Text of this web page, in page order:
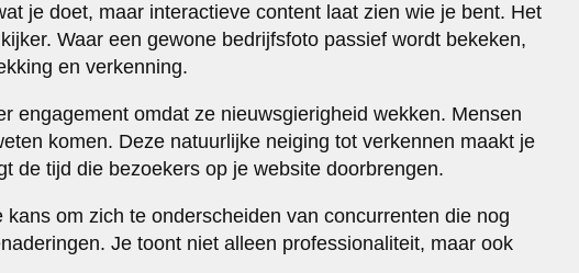
je doet, maar interactieve content laat zien wie je bent. Het
Waar een gewone bedrijfsfoto passief wordt bekeken,
en verkenning.
engagement omdat ze nieuwsgierigheid wekken. Mensen
komen. Deze natuurlijke neiging tot verkennen maakt je
de tijd die bezoekers op je website doorbrengen.
om zich te onderscheiden van concurrenten die nog
Je toont niet alleen professionaliteit, maar ook